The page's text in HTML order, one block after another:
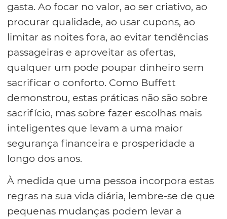
gasta. Ao focar no valor, ao ser criativo, ao
procurar qualidade, ao usar cupons, ao
limitar as noites fora, ao evitar tendências
passageiras e aproveitar as ofertas,
qualquer um pode poupar dinheiro sem
sacrificar o conforto. Como Buffett
demonstrou, estas práticas não são sobre
sacrifício, mas sobre fazer escolhas mais
inteligentes que levam a uma maior
segurança financeira e prosperidade a
longo dos anos.
À medida que uma pessoa incorpora estas
regras na sua vida diária, lembre-se de que
pequenas mudanças podem levar a